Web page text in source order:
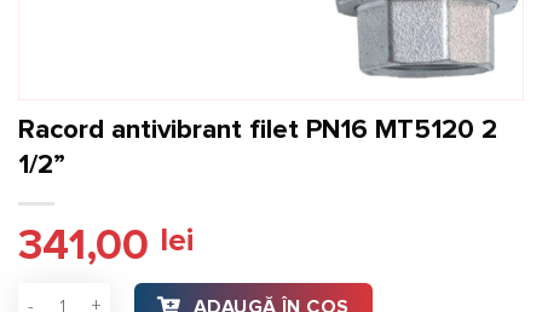
Racord antivibrant filet PN16 MT5120 2
1/2”
341,00 lei
Cantitate Racord antivibrant filet PN16 MT5120 2 1/2”
ADAUGĂ ÎN COȘ